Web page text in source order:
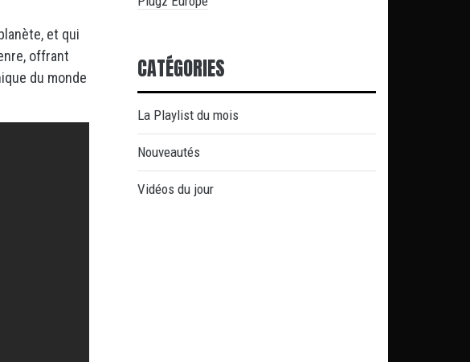
et qui
offrant
du monde
CATÉGORIES
La Playlist du mois
Nouveautés
Vidéos du jour